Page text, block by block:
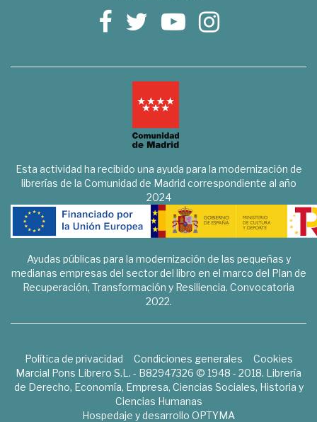
Esta actividad ha recibido una ayuda para la modernización de
librerías de la Comunidad de Madrid correspondiente al año
2024
Ayudas públicas para la modernización de las pequeñas y
medianas empresas del sector del libro en el marco del Plan de
Recuperación, Transformación y Resiliencia. Convocatoria
2022.
Política de privacidad Condiciones generales
Cookies
Marcial Pons Librero S.L. - B82947326 © 1948 - 2018. Librería
de Derecho, Economía, Empresa, Ciencias Sociales, Historia y
Ciencias Humanas
Hospedaje y desarrollo OPTYMA